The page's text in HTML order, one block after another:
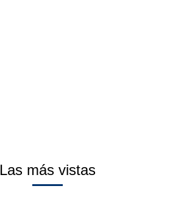
Las más vistas